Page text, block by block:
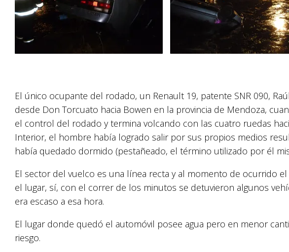
El único ocupante del rodado, un Renault 19, patente SNR 090,
desde Don Torcuato hacia Bowen en la provincia de Mendoza,
el control del rodado y termina volcando con las cuatro ruedas
Interior, el hombre había logrado salir por sus propios medios
había quedado dormido (pestañeado, el término utilizado por él
El sector del vuelco es una línea recta y al momento de ocurrido
el lugar, sí, con el correr de los minutos se detuvieron algunos
era escaso a esa hora.
El lugar donde quedó el automóvil posee agua pero en menor
riesgo.